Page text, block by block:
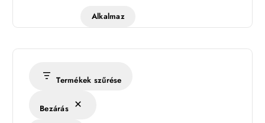
Alkalmaz
Termékek szűrése
Bezárás